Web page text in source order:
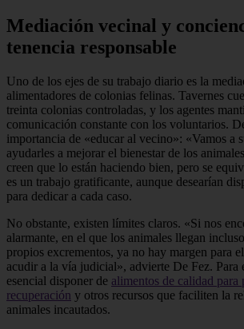
Mediación vecinal y
tenencia responsable
Uno de los ejes de su trabajo diario es la
alimentadores de colonias felinas. Tavernes
treinta colonias controladas, y los agentes
comunicación constante con los voluntarios.
importancia de «educar al vecino»: «Vamos a
ayudarles a mejorar el bienestar de los
creen que lo están haciendo bien, pero se
es un trabajo gratificante, aunque desearían
para dedicar a cada caso.
No obstante, existen límites claros. «Si nos
alarmante, en el que los animales llegan
propios excrementos, ya no hay margen para
acudir a la vía judicial», advierte De Fez. Para
esencial disponer de alimentos de calidad para
recuperación y otros recursos que faciliten la
animales incautados.